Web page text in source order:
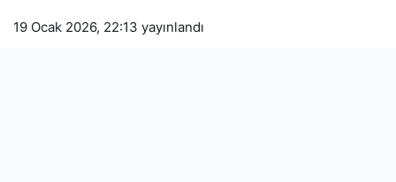
19 Ocak 2026, 22:13 yayınlandı